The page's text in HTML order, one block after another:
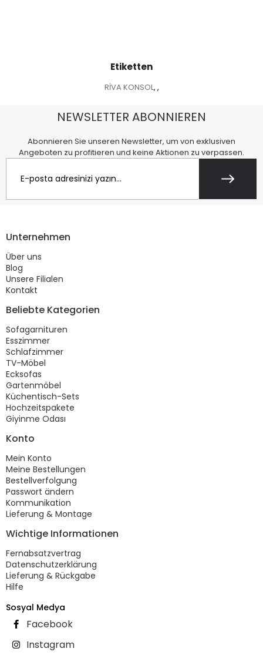
Etiketten
RİVA KONSOL, ,
NEWSLETTER ABONNIEREN
Abonnieren Sie unseren Newsletter, um von exklusiven
Angeboten zu profitieren und keine Aktionen zu verpassen.
Unternehmen
Über uns
Blog
Unsere Filialen
Kontakt
Beliebte Kategorien
Sofagarnituren
Esszimmer
Schlafzimmer
TV-Möbel
Ecksofas
Gartenmöbel
Küchentisch-Sets
Hochzeitspakete
Giyinme Odası
Konto
Mein Konto
Meine Bestellungen
Bestellverfolgung
Passwort ändern
Kommunikation
Lieferung & Montage
Wichtige Informationen
Fernabsatzvertrag
Datenschutzerklärung
Lieferung & Rückgabe
Hilfe
Sosyal Medya
Facebook
Instagram